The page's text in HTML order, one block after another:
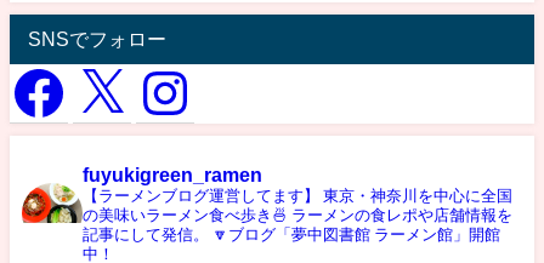
SNSでフォロー
fuyukigreen_ramen
【ラーメンブログ運営してます】
東京・神奈川を中心に全国
の美味いラーメン食べ歩き🍜 ラーメンの食レポや店舗情報を
記事にして発信。
🔽ブログ「夢中図書館 ラーメン館」開館
中！